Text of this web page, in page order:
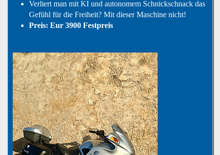
Verliert man mit KI und autonomem Schnickschnack das
Gefühl für die Freiheit? Mit dieser Maschine nicht!
Preis: Eur 3900 Festpreis